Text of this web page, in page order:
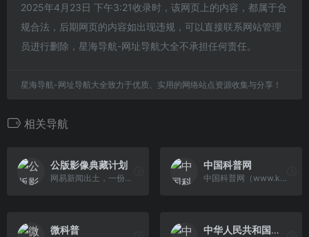
2025年4月23日 下午3:21收录时，该网页上的内容，都属于合
规合法，后期网页的内容如出现违规，可以直接联系网站管理
员进行删除，星海导航-网址导航大全不承担任何责任。
星海导航-网址导航大全致力于优质、实用的网络站点资源收集与分享！
相关导航
公版影像典藏计划
网易新闻出土，一份骨灰级影迷的“考古”笔记，打开尘封的影像，带你走进公版电影世界。
中国科普网
中国科普网（www.kepu.gov.cn）由中华人民共和国科学技术部主管、科普时报社运营，系我国成立最早的国家级科普平台，与《科普时报》、青少年科普库共 同构成科普全媒体平台。
微科普 中华人民共和国应急管理部